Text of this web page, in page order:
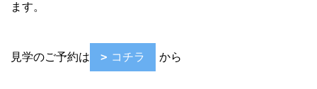
ます。
見学のご予約は コチラ から